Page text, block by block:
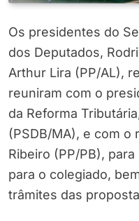
Os presidentes do
dos Deputados,
Arthur Lira (PP/AL),
reuniram com o
da Reforma
(PSDB/MA), e com o
Ribeiro (PP/PB),
para o colegiado,
trâmites das